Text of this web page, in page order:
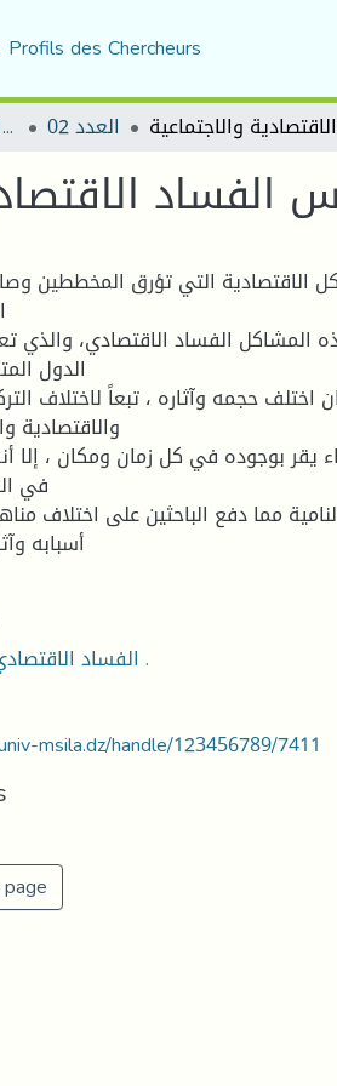
Profils des Chercheurs
مجلة التنمية والاقتصاد التطبيقي العدد 02
الاقتصادية التي تؤرق المخططين
المشاكل الفساد الاقتصادي، والذي
الدول
حجمه وآثاره ، تبعاً لاختلاف
والاقتصادية
يقر بوجوده في كل زمان ومكان ، إلا
في
مما دفع الباحثين على اختلاف
أسبابه
الفساد الاقتصادي ، أثار الفساد .
msila.dz/handle/123456789/7411